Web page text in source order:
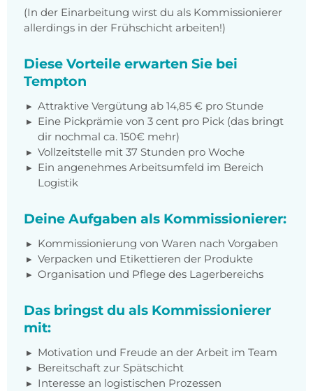
(In der Einarbeitung wirst du als Kommissionierer
allerdings in der Frühschicht arbeiten!)
Diese Vorteile erwarten Sie bei
Tempton
Attraktive Vergütung ab 14,85 € pro Stunde
Eine Pickprämie von 3 cent pro Pick (das bringt
dir nochmal ca. 150€ mehr)
Vollzeitstelle mit 37 Stunden pro Woche
Ein angenehmes Arbeitsumfeld im Bereich
Logistik
Deine Aufgaben als Kommissionierer:
Kommissionierung von Waren nach Vorgaben
Verpacken und Etikettieren der Produkte
Organisation und Pflege des Lagerbereichs
Das bringst du als Kommissionierer
mit:
Motivation und Freude an der Arbeit im Team
Bereitschaft zur Spätschicht
Interesse an logistischen Prozessen